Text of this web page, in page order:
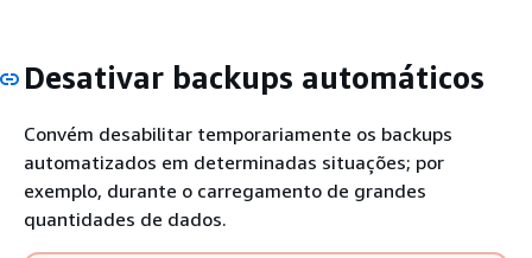
Desativar backups automáticos
Convém desabilitar temporariamente os backups
automatizados em determinadas situações; por
exemplo, durante o carregamento de grandes
quantidades de dados.